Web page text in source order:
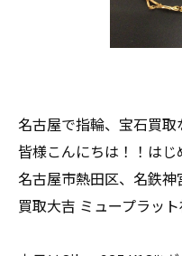
名古屋で指輪、宝石買取
皆様こんにちは！！はじ
名古屋市熱田区、名鉄
買取大吉 ミュープラッ